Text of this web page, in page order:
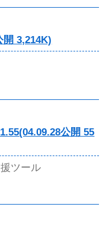
開 3,214K)
公開 55
ツール